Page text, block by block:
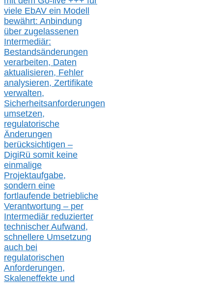
viele EbAV ein Modell
bewährt: Anbindung
über zugelassenen
Intermediär:
Bestandsänderungen
verarbeiten, Daten
aktualisieren, Fehler
analysieren, Zertifikate
verwalten,
Sicherheitsanforderungen
umsetzen,
regulatorische
Änderungen
berücksichtigen –
DigiRü somit keine
einmalige
Projektaufgabe,
sondern eine
fortlaufende betriebliche
Verantwortung – per
Intermediär reduzierter
technischer Aufwand,
schnellere Umsetzung
auch bei
regulatorischen
Anforderungen,
Skaleneffekte und